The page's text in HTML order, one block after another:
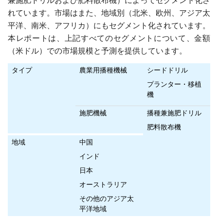
れています。市場はまた、地域別（北米、欧州、アジア太
平洋、南米、アフリカ）にもセグメント化されています。
本レポートは、上記すべてのセグメントについて、金額
（米ドル）での市場規模と予測を提供しています。
タイプ 農業用播種機械
シードドリル
プランター・移植
機
施肥機械
播種兼施肥ドリル
肥料散布機
地域
中国
インド
日本
オーストラリア
その他のアジア太
平洋地域